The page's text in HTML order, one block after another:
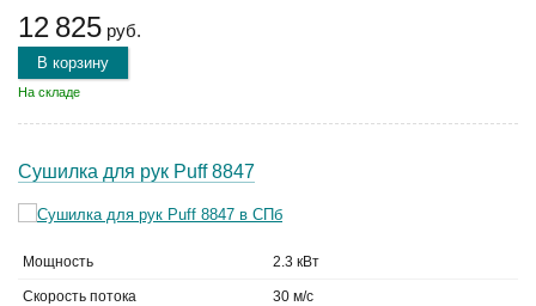
12 825 руб.
В корзину
На складе
Сушилка для рук Puff 8847
Мощность 2.3 кВт
Скорость потока 30 м/с